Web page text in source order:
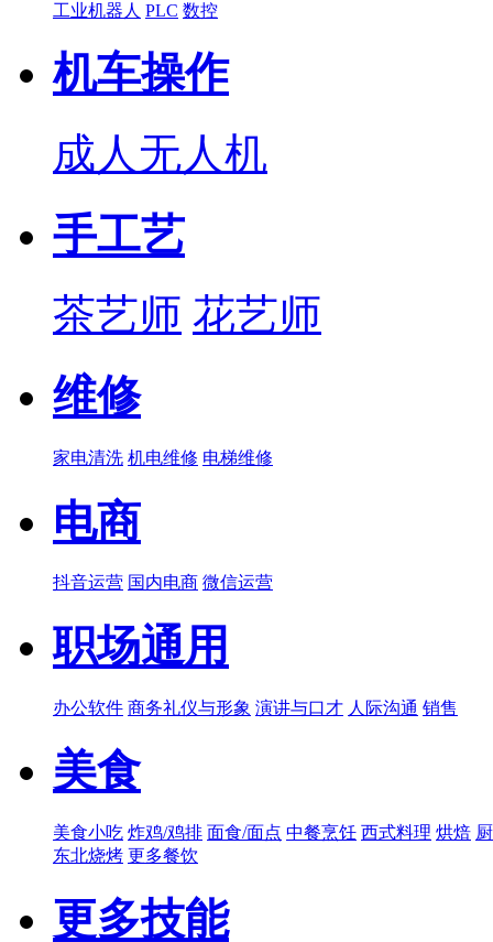
工业机器人 PLC 数控
机车操作
成人无人机
手工艺
茶艺师 花艺师
维修
家电清洗 机电维修 电梯维修
电商
抖音运营 国内电商 微信运营
职场通用
办公软件 商务礼仪与形象 演讲与口才 人际沟通 销售
美食
美食小吃 炸鸡/鸡排 面食/面点 中餐烹饪 西式料理 烘焙
东北烧烤 更多餐饮
更多技能